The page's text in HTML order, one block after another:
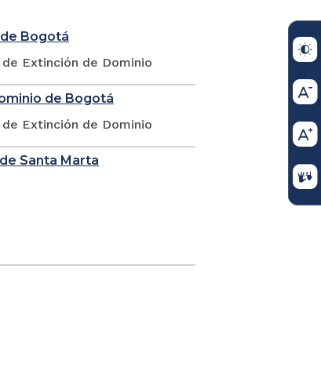
Bogotá
Extinción de Dominio
de Bogotá
Extinción de Dominio
Santa Marta